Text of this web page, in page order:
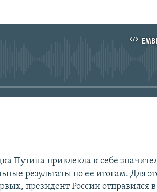
Путина привлекла к себе
результаты по ее итогам. Для
президент России отправился в